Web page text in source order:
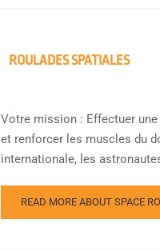
ROULADES SPATIALES
Votre mission : Effectuer
et renforcer les muscles du
internationale, les
READ MORE ABOUT SPACE